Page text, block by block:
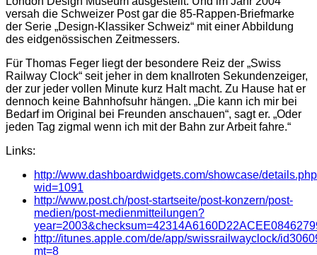
versah die Schweizer Post gar die 85-Rappen-Briefmarke
der Serie „Design-Klassiker Schweiz“ mit einer Abbildung
des eidgenössischen Zeitmessers.
Für Thomas Feger liegt der besondere Reiz der „Swiss
Railway Clock“ seit jeher in dem knallroten Sekundenzeiger,
der zur jeder vollen Minute kurz Halt macht. Zu Hause hat er
dennoch keine Bahnhofsuhr hängen. „Die kann ich mir bei
Bedarf im Original bei Freunden anschauen“, sagt er. „Oder
jeden Tag zigmal wenn ich mit der Bahn zur Arbeit fahre.“
Links:
http://www.dashboardwidgets.com/showcase/
wid=1091
http://www.post.ch/post-startseite/post-konzern/post-
medien/post-medienmitteilungen?
http://itunes.apple.com/de/app/swissrailwayclock/
mt=8